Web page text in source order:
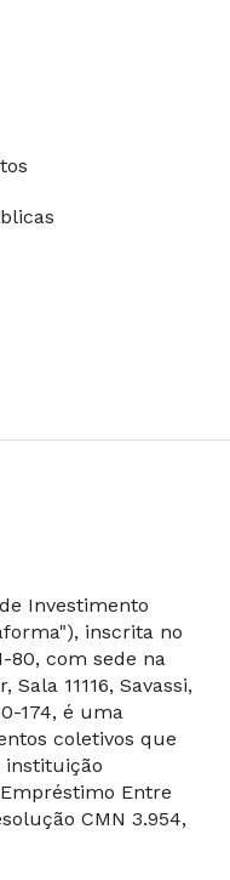
Investimento
inscrita no
80, com sede na
Sala 11116, Savassi,
174, é uma
coletivos que
instituição
Entre
CMN 3.954,